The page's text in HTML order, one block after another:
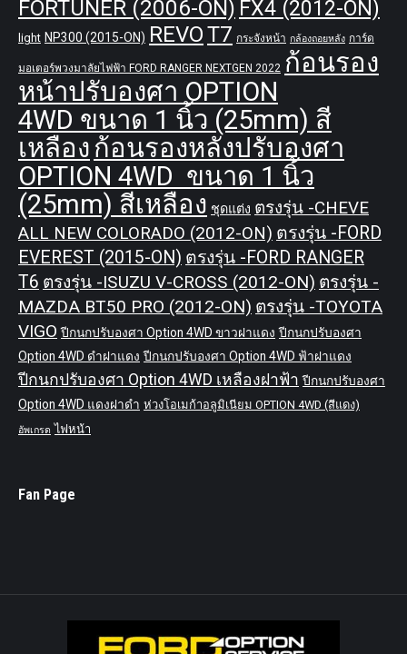
FORTUNER (2006-ON) FX4 (2012-ON)
light NP300 (2015-ON) REVOT7 กระจังหน้า กล้องถอยหลัง การ์ด
มอเตอร์พวงมาลัยไฟฟ้า FORD RANGER NEXTGEN 2022 ก้อนรอง
หน้าปรับองศา OPTION
4WD ขนาด 1 นิ้ว (25mm) สี
เหลือง ก้อนรองหลังปรับองศา
OPTION 4WD ขนาด 1 นิ้ว
(25mm) สีเหลือง ชุดแต่ง ตรงรุ่น -CHEVE
ALL NEW COLORADO (2012-ON) ตรงรุ่น -FORD
EVEREST (2015-ON) ตรงรุ่น -FORD RANGER
T6 ตรงรุ่น -ISUZU V-CROSS (2012-ON) ตรงรุ่น -
MAZDA BT50 PRO (2012-ON) ตรงรุ่น -TOYOTA
VIGO ปีกนกปรับองศา Option 4WD ขาวฝาแดง ปีกนกปรับองศา
Option 4WD ดำฝาแดง ปีกนกปรับองศา Option 4WD ฟ้าฝาแดง
ปีกนกปรับองศา Option 4WD เหลืองฝาฟ้า ปีกนกปรับองศา
Option 4WD แดงฝาดำ ห่วงโอเมก้าอลูมิเนียม OPTION 4WD (สีแดง)
อัพเกรด ไฟหน้า
Fan Page